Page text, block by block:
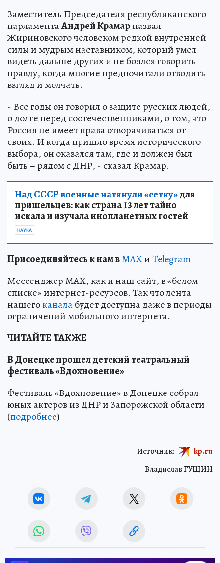
Заместитель Председателя республиканского
парламентаАндрей Крамарназвал
Жириновского человеком редкой внутренней
силы и мудрым наставником, который умел
видеть дальше других и не боялся говорить
правду, когда многие предпочитали отводить
взгляд и молчать.
- Все годы он говорил о защите русских людей,
о долге перед соотечественниками, о том, что
Россия не имеет права отворачиваться от
своих. И когда пришло время исторического
выбора, он оказался там, где и должен был
быть – рядом с ДНР, - сказал Крамар.
Над СССР военные натянули «сетку»для
пришельцев: как страна 13 лет тайно
искала и изучала инопланетных гостей
НАУКА
Присоединяйтесь к нам вMAXиTelegram
Мессенджер MAX, как и наш сайт, в «белом
списке» интернет-ресурсов. Так что лента
нашегоканалабудет доступна даже в периоды
ограничений мобильного интернета.
ЧИТАЙТЕ ТАКЖЕ
В Донецке прошел детский театральный
фестиваль «Вдохновение»
Фестиваль «Вдохновение» в Донецке собрал
юных актеров из ДНР и Запорожской области
(подробнее)
Владислав ГУЩИН
Источник: kp.ru